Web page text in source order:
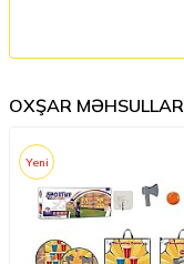
OXŞAR MƏHSULLAR
Yeni